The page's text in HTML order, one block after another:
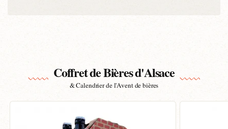
Coffret de Bières d'Alsace
& Calendrier de l'Avent de bières